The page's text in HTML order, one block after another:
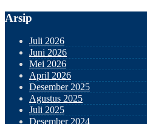
Arsip
Juli 2026
Juni 2026
Mei 2026
April 2026
Desember 2025
Agustus 2025
Juli 2025
Desember 2024